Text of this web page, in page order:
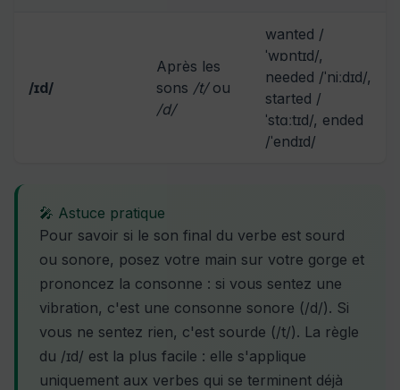
/ɪd/
Après les
sons /t/ou
/d/
wanted /
ˈwɒntɪd/,
needed /ˈniːdɪd/,
started /
ˈstɑːtɪd/, ended
/ˈendɪd/
🎤 Astuce pratique
Pour savoir si le son final du verbe est sourd
ou sonore, posez votre main sur votre gorge et
prononcez la consonne : si vous sentez une
vibration, c'est une consonne sonore (/d/). Si
vous ne sentez rien, c'est sourde (/t/). La règle
du /ɪd/ est la plus facile : elle s'applique
uniquement aux verbes qui se terminent déjà